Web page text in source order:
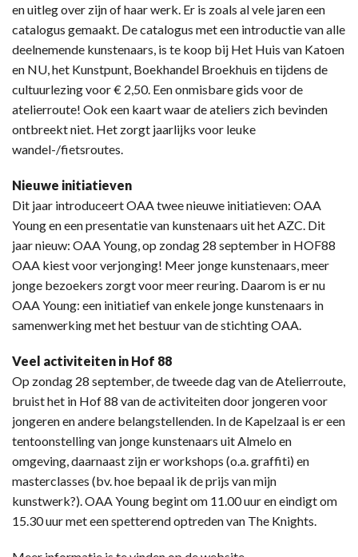
en uitleg over zijn of haar werk. Er is zoals al vele jaren een
catalogus gemaakt. De catalogus met een introductie van alle
deelnemende kunstenaars, is te koop bij Het Huis van Katoen
en NU, het Kunstpunt, Boekhandel Broekhuis en tijdens de
cultuurlezing voor € 2,50. Een onmisbare gids voor de
atelierroute! Ook een kaart waar de ateliers zich bevinden
ontbreekt niet. Het zorgt jaarlijks voor leuke
wandel-/fietsroutes.
Nieuwe initiatieven
Dit jaar introduceert OAA twee nieuwe initiatieven: OAA
Young en een presentatie van kunstenaars uit het AZC. Dit
jaar nieuw: OAA Young, op zondag 28 september in HOF88
OAA kiest voor verjonging! Meer jonge kunstenaars, meer
jonge bezoekers zorgt voor meer reuring. Daarom is er nu
OAA Young: een initiatief van enkele jonge kunstenaars in
samenwerking met het bestuur van de stichting OAA.
Veel activiteiten in Hof 88
Op zondag 28 september, de tweede dag van de Atelierroute,
bruist het in Hof 88 van de activiteiten door jongeren voor
jongeren en andere belangstellenden. In de Kapelzaal is er een
tentoonstelling van jonge kunstenaars uit Almelo en
omgeving, daarnaast zijn er workshops (o.a. graffiti) en
masterclasses (bv. hoe bepaal ik de prijs van mijn
kunstwerk?). OAA Young begint om 11.00 uur en eindigt om
15.30 uur met een spetterend optreden van The Knights.